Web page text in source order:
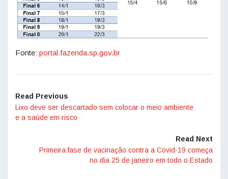
Fonte: portal.fazenda.sp.gov.br
Read Previous
Lixo deve ser descartado sem colocar o meio ambiente
e a saúde em risco
Read Next
Primeira fase de vacinação contra a Covid-19 começa
no dia 25 de janeiro em todo o Estado